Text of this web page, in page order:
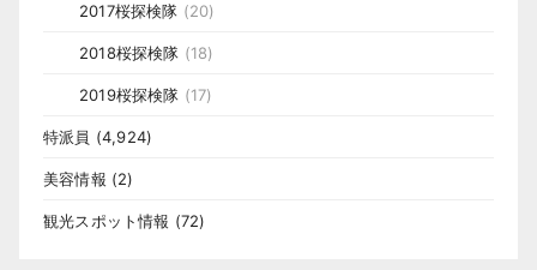
2017桜探検隊 (20)
2018桜探検隊 (18)
2019桜探検隊 (17)
特派員 (4,924)
美容情報 (2)
観光スポット情報 (72)